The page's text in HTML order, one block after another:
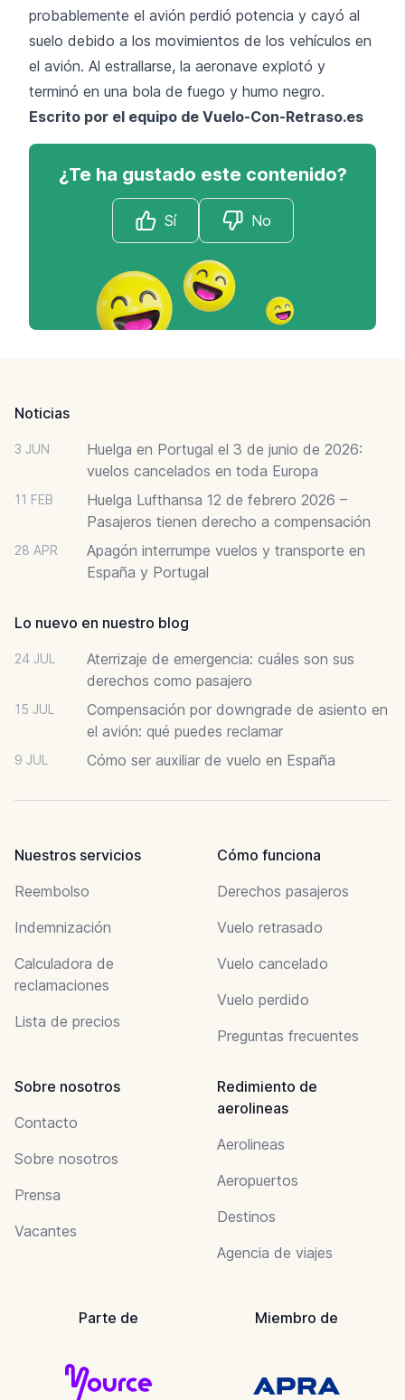
probablemente el avión perdió potencia y cayó al
suelo debido a los movimientos de los vehículos en
el avión. Al estrallarse, la aeronave explotó y
terminó en una bola de fuego y humo negro.
Escrito por el equipo de Vuelo-Con-Retraso.es
¿Te ha gustado este contenido?
Sí No
Noticias
3 JUN
Huelga en Portugal el 3 de junio de 2026:
vuelos cancelados en toda Europa
11 FEB
Huelga Lufthansa 12 de febrero 2026 –
Pasajeros tienen derecho a compensación
28 APR
Apagón interrumpe vuelos y transporte en
España y Portugal
Lo nuevo en nuestro blog
24 JUL
Aterrizaje de emergencia: cuáles son sus
derechos como pasajero
15 JUL
Compensación por downgrade de asiento en
el avión: qué puedes reclamar
9 JUL Cómo ser auxiliar de vuelo en España
Nuestros servicios
Reembolso
Indemnización
Calculadora de
reclamaciones
Lista de precios
Cómo funciona
Derechos pasajeros
Vuelo retrasado
Vuelo cancelado
Vuelo perdido
Preguntas frecuentes
Sobre nosotros
Contacto
Sobre nosotros
Prensa
Vacantes
Redimiento de
aerolineas
Aerolineas
Aeropuertos
Destinos
Agencia de viajes
Parte de Miembro de